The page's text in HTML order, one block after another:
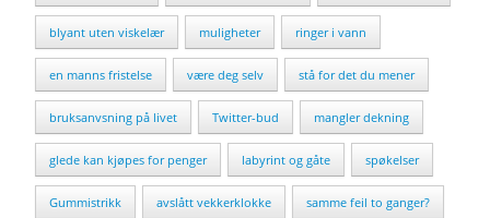
blyant uten viskelær muligheter ringer i vann
en manns fristelse være deg selv stå for det du mener
bruksanvsning på livet Twitter-bud mangler dekning
glede kan kjøpes for penger labyrint og gåte spøkelser
Gummistrikk avslått vekkerklokke samme feil to ganger?